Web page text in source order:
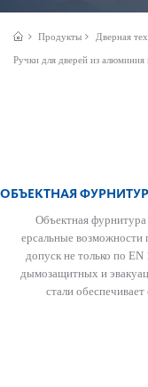
Продукты Дверная
Ручки для дверей из
ОБЪЕКТНАЯ
Объектная
ерсальные
допуск не только по
дымозащитных и
стали